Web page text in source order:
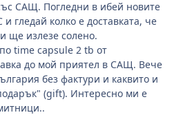
САЩ. Погледни в ибей новите
гледай колко е доставката, че
ще излезе солено.
time capsule 2 tb от
до мой приятел в САЩ. Вече
без фактури и каквито и
(gift). Интересно ми е